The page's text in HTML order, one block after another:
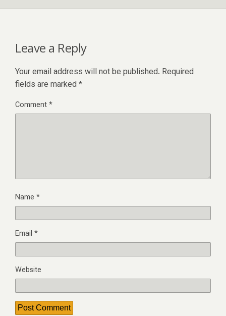
Leave a Reply
Your email address will not be published. Required
fields are marked *
Comment*
Name *
Email *
Website